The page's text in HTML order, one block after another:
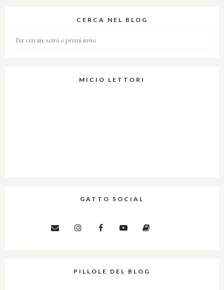
CERCA NEL BLOG
MICIO LETTORI
GATTO SOCIAL
PILLOLE DEL BLOG